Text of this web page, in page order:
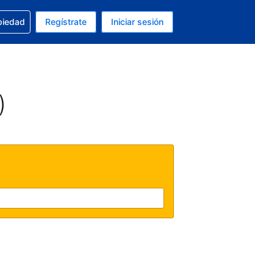
Dólar de EEUU
Tu idioma actual es Español (México)
la reservación
Regístrate Iniciar sesión